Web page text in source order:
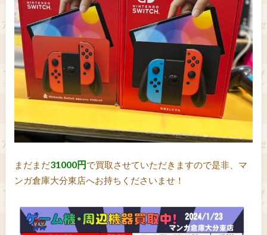
まだまだ31000円で買取させていただきますので是非、マ
ンガ倉庫大分東店へお持ちくださいませ！